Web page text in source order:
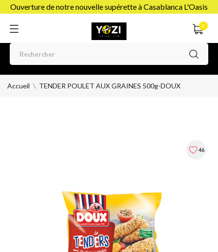
Ouverture de notre nouvelle supérette à Casablanca L'Oasis
0
Accueil TENDER POULET AUX GRAINES 500g-DOUX
46